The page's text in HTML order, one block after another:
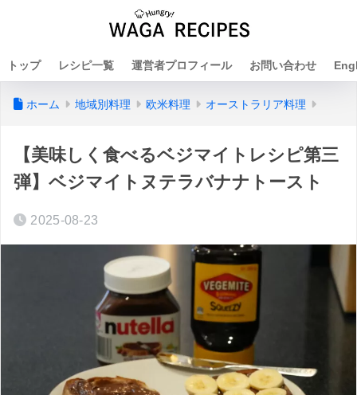
トップ レシピ一覧 運営者プロフィール お問い合わせ
ホーム 地域別料理 欧米料理 オーストラリア料理
【美味しく食べるベジマイトレシピ第三
弾】ベジマイトヌテラバナナトースト
2025-08-23